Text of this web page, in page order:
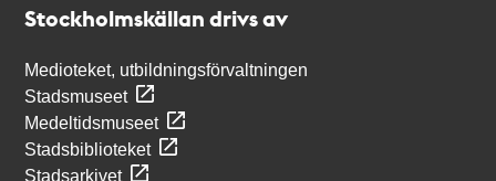
Stockholmskällan drivs av
Medioteket, utbildningsförvaltningen
Stadsmuseet
Medeltidsmuseet
Stadsbiblioteket
Stadsarkivet